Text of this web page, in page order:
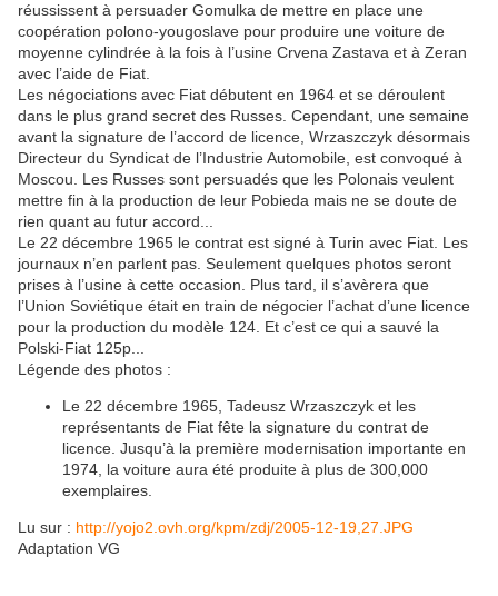
réussissent à persuader Gomulka de mettre en place une
coopération polono-yougoslave pour produire une voiture de
moyenne cylindrée à la fois à l’usine Crvena Zastava et à Zeran
avec l’aide de Fiat.
Les négociations avec Fiat débutent en 1964 et se déroulent
dans le plus grand secret des Russes. Cependant, une semaine
avant la signature de l’accord de licence, Wrzaszczyk désormais
Directeur du Syndicat de l’Industrie Automobile, est convoqué à
Moscou. Les Russes sont persuadés que les Polonais veulent
mettre fin à la production de leur Pobieda mais ne se doute de
rien quant au futur accord...
Le 22 décembre 1965 le contrat est signé à Turin avec Fiat. Les
journaux n’en parlent pas. Seulement quelques photos seront
prises à l’usine à cette occasion. Plus tard, il s’avèrera que
l’Union Soviétique était en train de négocier l’achat d’une licence
pour la production du modèle 124. Et c’est ce qui a sauvé la
Polski-Fiat 125p...
Légende des photos :
Le 22 décembre 1965, Tadeusz Wrzaszczyk et les
représentants de Fiat fête la signature du contrat de
licence. Jusqu’à la première modernisation importante en
1974, la voiture aura été produite à plus de 300,000
exemplaires.
Lu sur : http://yojo2.ovh.org/kpm/zdj/2005-12-19,27.JPG
Adaptation VG